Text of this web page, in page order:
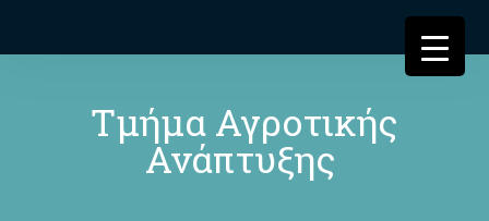
Τμήμα Αγροτικής
Ανάπτυξης